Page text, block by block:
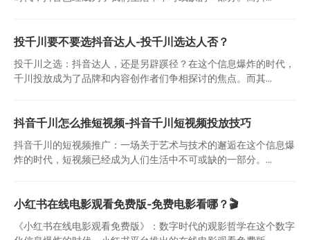
投千川要不要选抖音达人-投千川选达人否？
投千川之选：抖音达人，还是另辟蹊径？在这个信息爆炸的时代，
千川投放成为了品牌和内容创作者们争相探讨的焦点。而其...
抖音千川怎么推短视频-抖音千川短视频投放技巧
抖音千川的短视频推广：一场关于艺术与技术的邂逅在这个信息爆
炸的时代，短视频已经成为人们生活中不可或缺的一部分。...
小红书在线电影观看免费版-免费电影看哪？🎬
《小红书在线电影观看免费版》：数字时代的观影哲学在这个数字